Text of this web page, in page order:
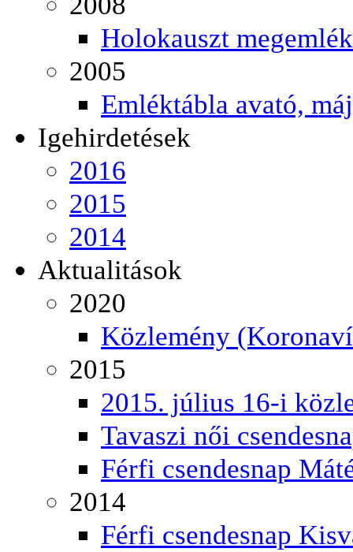
Holokauszt
2005
Emléktábla avató,
Igehirdetések
2016
2015
2014
Aktualitások
2020
Közlemény
2015
2015. július 16-i
Tavaszi női
Férfi csendesnap
2014
Férfi csendesnap